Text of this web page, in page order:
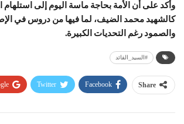
وأكد على أن الأمة بحاجة ماسة اليوم إلى استلهام
كالشهيد محمد الضيف، لما فيها من دروس في
والصمود رغم التحديات الكبيرة.
#السيد_القائد
Share
Facebook
Twitter